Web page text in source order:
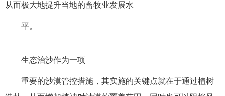
从而极大地提升当地的畜牧业发展水
平。
生态治沙作为一项
重要的沙漠管控措施，其实施的关键点就在于通过植树